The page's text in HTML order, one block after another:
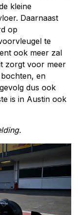
kleine
Daarnaast
op
te
ook meer zal
zorgt voor meer
en
dus ook
is in Austin ook